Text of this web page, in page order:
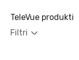
TeleVue produkti
Filtri